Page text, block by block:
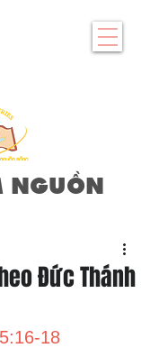
NGUỒN
Đức Thánh
18